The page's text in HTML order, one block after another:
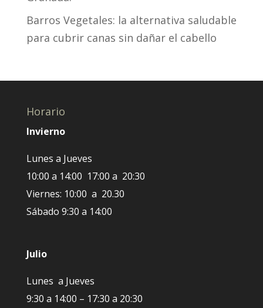
Barros Vegetales: la alternativa saludable
para cubrir canas sin dañar el cabello
Horario
Invierno
Lunes a Jueves
10:00 a 14:00 17:00 a 20:30
Viernes: 10:00 a 20.30
Sábado 9:30 a 14:00
Julio
Lunes a Jueves
9:30 a 14:00 – 17:30 a 20:30